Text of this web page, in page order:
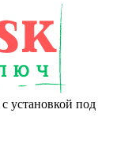
установкой под